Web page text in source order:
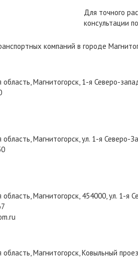
Для точного
консультации
компаний в городе
область,Магнитогорск, 1-я Северо-
область,Магнитогорск,ул. 1-я Северо-
область,Магнитогорск, 454000,ул. 1-я
область,Магнитогорск,Ковыльный